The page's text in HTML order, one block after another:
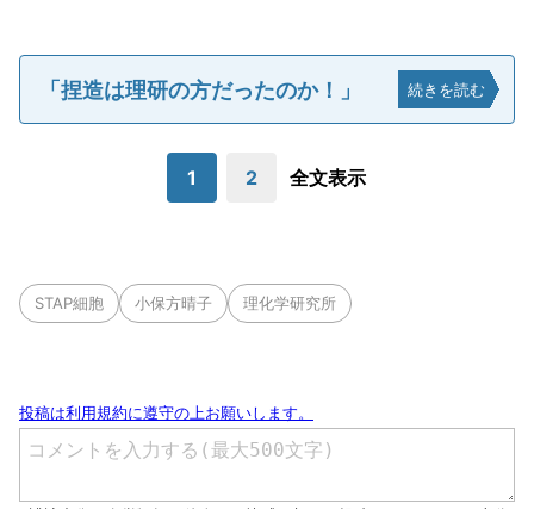
「捏造は理研の方だったのか！」 続きを読む
1 2 全文表示
STAP細胞 小保方晴子 理化学研究所